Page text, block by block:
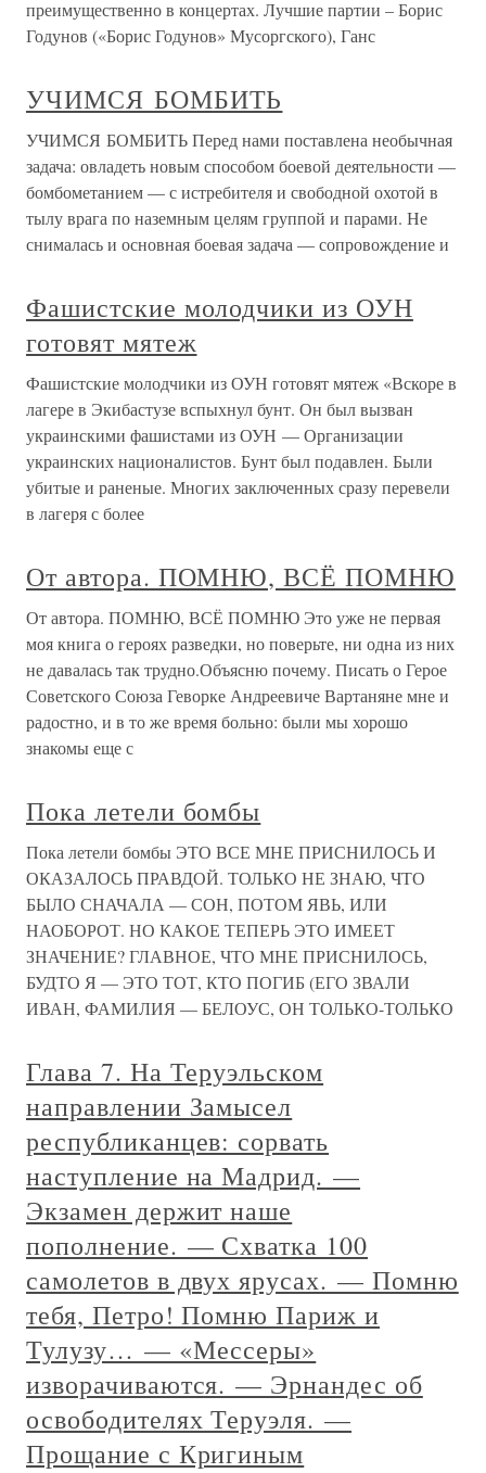
преимущественно в концертах. Лучшие партии – Борис
Годунов («Борис Годунов» Мусоргского), Ганс
УЧИМСЯ БОМБИТЬ
УЧИМСЯ БОМБИТЬ Перед нами поставлена необычная
задача: овладеть новым способом боевой деятельности —
бомбометанием — с истребителя и свободной охотой в
тылу врага по наземным целям группой и парами. Не
снималась и основная боевая задача — сопровождение и
Фашистские молодчики из ОУН
готовят мятеж
Фашистские молодчики из ОУН готовят мятеж «Вскоре в
лагере в Экибастузе вспыхнул бунт. Он был вызван
украинскими фашистами из ОУН — Организации
украинских националистов. Бунт был подавлен. Были
убитые и раненые. Многих заключенных сразу перевели
в лагеря с более
От автора. ПОМНЮ, ВСЁ ПОМНЮ
От автора. ПОМНЮ, ВСЁ ПОМНЮ Это уже не первая
моя книга о героях разведки, но поверьте, ни одна из них
не давалась так трудно.Объясню почему. Писать о Герое
Советского Союза Геворке Андреевиче Вартаняне мне и
радостно, и в то же время больно: были мы хорошо
знакомы еще с
Пока летели бомбы
Пока летели бомбы ЭТО ВСЕ МНЕ ПРИСНИЛОСЬ И
ОКАЗАЛОСЬ ПРАВДОЙ. ТОЛЬКО НЕ ЗНАЮ, ЧТО
БЫЛО СНАЧАЛА — СОН, ПОТОМ ЯВЬ, ИЛИ
НАОБОРОТ. НО КАКОЕ ТЕПЕРЬ ЭТО ИМЕЕТ
ЗНАЧЕНИЕ? ГЛАВНОЕ, ЧТО МНЕ ПРИСНИЛОСЬ,
БУДТО Я — ЭТО ТОТ, КТО ПОГИБ (ЕГО ЗВАЛИ
ИВАН, ФАМИЛИЯ — БЕЛОУС, ОН ТОЛЬКО-ТОЛЬКО
Глава 7. На Теруэльском
направлении Замысел
республиканцев: сорвать
наступление на Мадрид. —
Экзамен держит наше
пополнение. — Схватка 100
самолетов в двух ярусах. — Помню
тебя, Петро! Помню Париж и
Тулузу… — «Мессеры»
изворачиваются. — Эрнандес об
освободителях Теруэля. —
Прощание с Кригиным